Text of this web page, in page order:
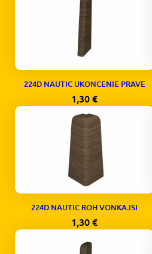
224D NAUTIC UKONCENIE PRAVE
1,30€
224D NAUTIC ROH VONKAJSI
1,30€